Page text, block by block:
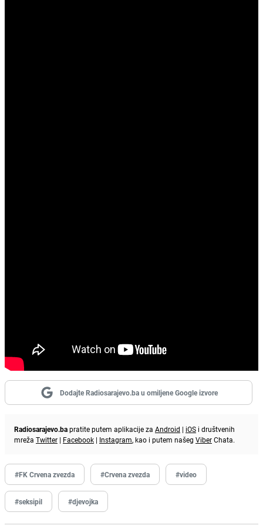
Dodajte Radiosarajevo.ba u omiljene Google izvore
Radiosarajevo.bapratite putem aplikacije za Android | iOS i društvenih
mreža Twitter | Facebook | Instagram, kao i putem našeg ViberChata.
#FK Crvena zvezda #Crvena zvezda #video
#seksipil #djevojka